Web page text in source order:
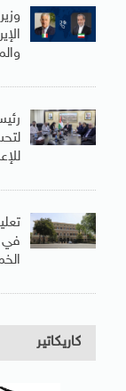
في
كاريكاتير